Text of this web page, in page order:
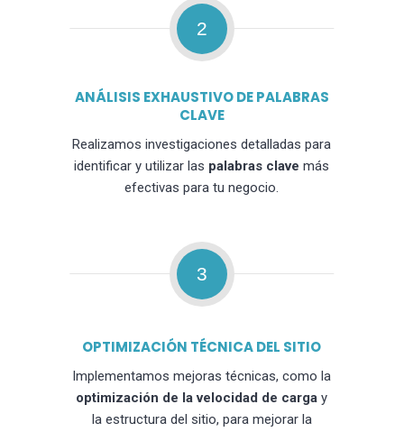
2
ANÁLISIS EXHAUSTIVO DE PALABRAS
CLAVE
Realizamos investigaciones detalladas para
identificar y utilizar las palabras clave más
efectivas para tu negocio.
3
OPTIMIZACIÓN TÉCNICA DEL SITIO
Implementamos mejoras técnicas, como la
optimización de la velocidad de carga y
la estructura del sitio, para mejorar la